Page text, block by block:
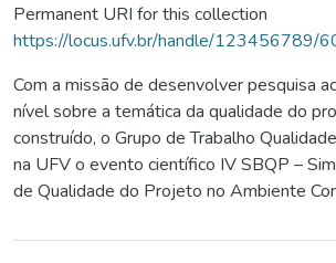
Permanent URI for this collection
https://locus.ufv.br/handle/123456789/
Com a missão de desenvolver pesquisa
nível sobre a temática da qualidade do
construído, o Grupo de Trabalho
na UFV o evento científico IV SBQP –
de Qualidade do Projeto no Ambiente